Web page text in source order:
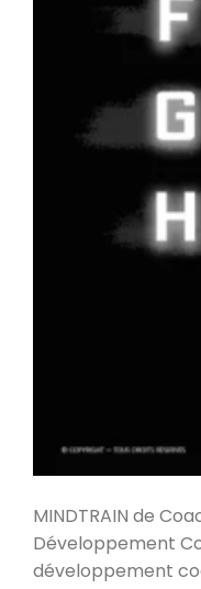
MINDTRAIN de
Développement
développement